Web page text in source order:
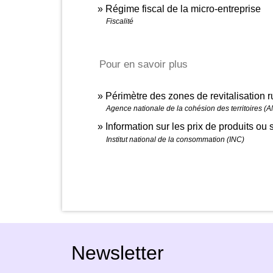
Régime fiscal de la micro-entreprise
Fiscalité
Pour en savoir plus
Périmètre des zones de revitalisation
Agence nationale de la cohésion des territoires
Information sur les prix de produits ou
Institut national de la consommation (INC)
Newsletter